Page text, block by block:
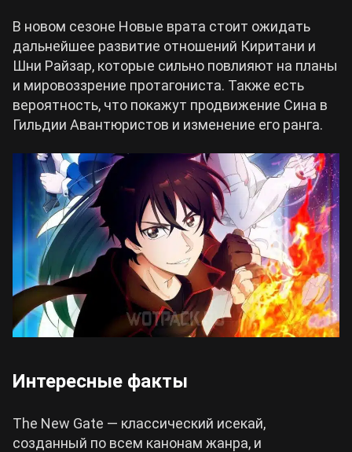
В новом сезоне Новые врата стоит ожидать
дальнейшее развитие отношений Киритани и
Шни Райзар, которые сильно повлияют на планы
и мировоззрение протагониста. Также есть
вероятность, что покажут продвижение Сина в
Гильдии Авантюристов и изменение его ранга.
Интересные факты
The New Gate ― классический исекай,
созданный по всем канонам жанра, и